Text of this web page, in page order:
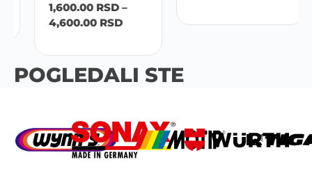
1,600.00RSD –
4,600.00RSD
POGLEDALI STE